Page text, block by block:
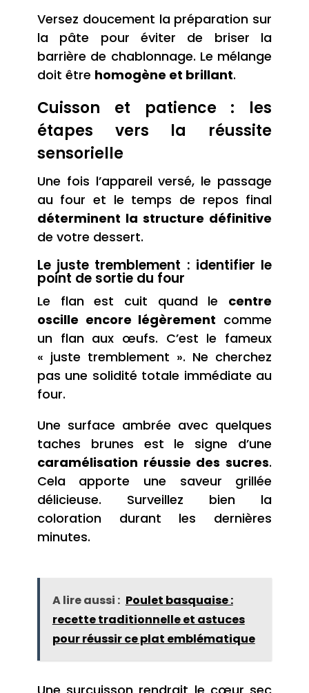
Versez doucement la préparation sur
la pâte pour éviter de briser la
barrière de chablonnage. Le mélange
doit être homogène et brillant.
Cuisson et patience : les
étapes vers la réussite
sensorielle
Une fois l’appareil versé, le passage
au four et le temps de repos final
déterminent la structure définitive
de votre dessert.
Le juste tremblement : identifier le
point de sortie du four
Le flan est cuit quand le centre
oscille encore légèrement comme
un flan aux œufs. C’est le fameux
« juste tremblement ». Ne cherchez
pas une solidité totale immédiate au
four.
Une surface ambrée avec quelques
taches brunes est le signe d’une
caramélisation réussie des sucres.
Cela apporte une saveur grillée
délicieuse. Surveillez bien la
coloration durant les dernières
minutes.
A lire aussi : Poulet basquaise :
recette traditionnelle et astuces
pour réussir ce plat emblématique